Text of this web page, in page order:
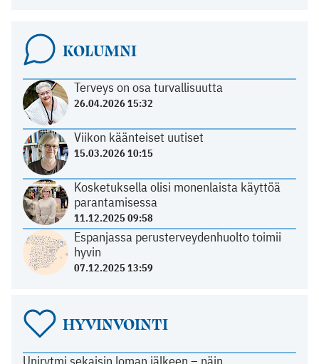
KOLUMNI
Terveys on osa turvallisuutta
26.04.2026 15:32
Viikon käänteiset uutiset
15.03.2026 10:15
Kosketuksella olisi monenlaista käyttöä
parantamisessa
11.12.2025 09:58
Espanjassa perusterveydenhuolto toimii
hyvin
07.12.2025 13:59
HYVINVOINTI